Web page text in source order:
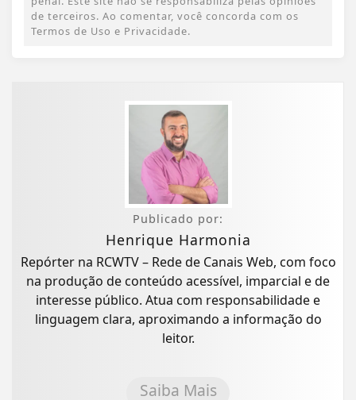
de terceiros. Ao comentar, você concorda com os
Termos de Uso e Privacidade.
Publicado por:
Henrique Harmonia
Repórter na RCWTV – Rede de Canais Web, com foco
na produção de conteúdo acessível, imparcial e de
interesse público. Atua com responsabilidade e
linguagem clara, aproximando a informação do
leitor.
Saiba Mais